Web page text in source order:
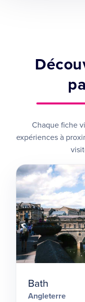
Chaque fiche
expériences à
Bath
Angleterre